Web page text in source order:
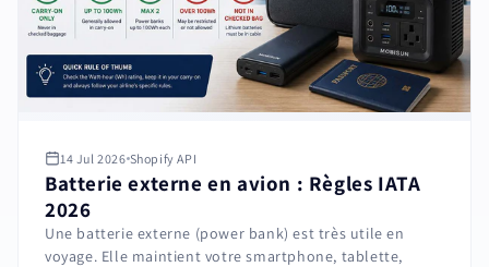
14 Jul 2026 Shopify API
Batterie externe en avion : Règles IATA
2026
Une batterie externe (power bank) est très utile en
voyage. Elle maintient votre smartphone, tablette,